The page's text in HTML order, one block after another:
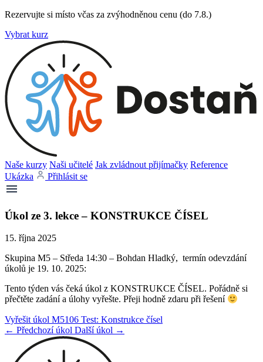
Rezervujte si místo včas za zvýhodněnou cenu (do 7.8.)
Vybrat kurz
Naše kurzy Naši učitelé Jak zvládnout přijímačky Reference
Ukázka
Přihlásit se
Úkol ze 3. lekce – KONSTRUKCE ČÍSEL
15. října 2025
Skupina M5 – Středa 14:30 – Bohdan Hladký, termín odevzdání
úkolů je 19. 10. 2025:
Tento týden vás čeká úkol z KONSTRUKCE ČÍSEL. Pořádně si
přečtěte zadání a úlohy vyřešte. Přeji hodně zdaru při řešení
Vyřešit úkol M5106 Test: Konstrukce čísel
← Předchozí úkol Další úkol →